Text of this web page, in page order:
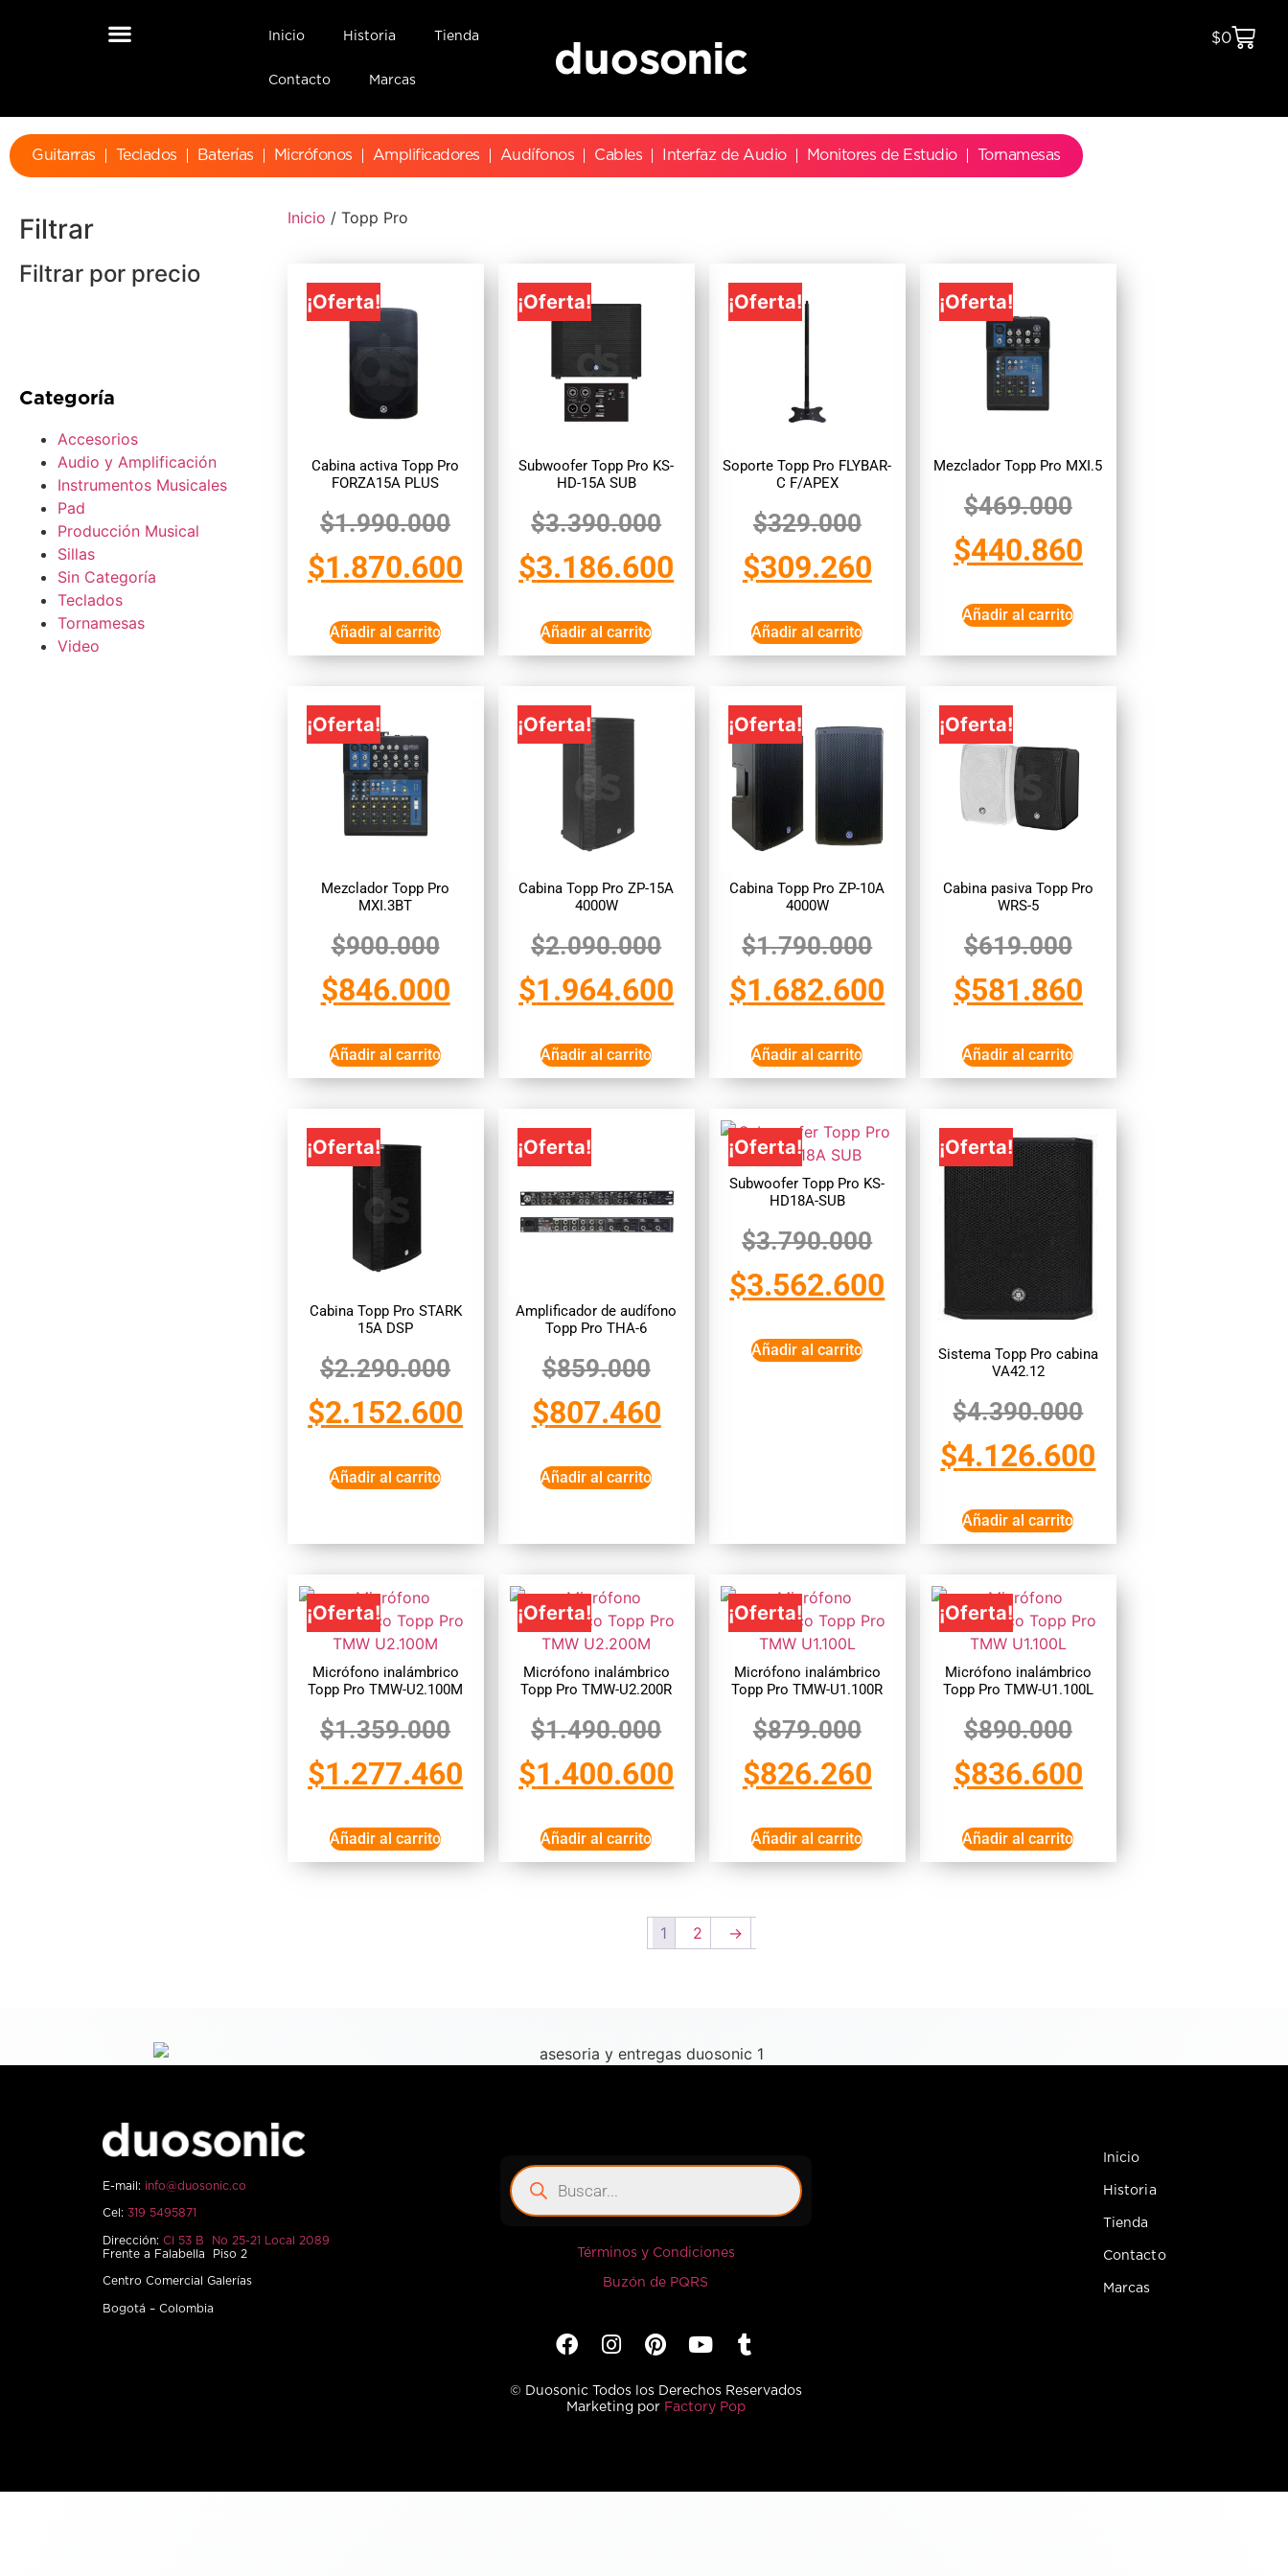
Inicio Historia Tienda
Contacto Marcas
$0
Guitarras Teclados Baterías Micrófonos Amplificadores Audífonos Cables Interfaz de Audio Monitores de Estudio Tornamesas
Filtrar
Filtrar por precio
Categoría
Accesorios
Audio y Amplificación
Instrumentos Musicales
Pad
Producción Musical
Sillas
Sin Categoría
Teclados
Tornamesas
Video
Inicio / Topp Pro
¡Oferta!
Cabina activa Topp Pro
FORZA15A PLUS
$1.990.000
$1.870.600
Añadir al carrito
¡Oferta!
Subwoofer Topp Pro KS-
HD-15A SUB
$3.390.000
$3.186.600
Añadir al carrito
¡Oferta!
Soporte Topp Pro FLYBAR-
C F/APEX
$329.000
$309.260
Añadir al carrito
¡Oferta!
Mezclador Topp Pro MXI.5
$469.000
$440.860
Añadir al carrito
¡Oferta!
Mezclador Topp Pro
MXI.3BT
$900.000
$846.000
Añadir al carrito
¡Oferta!
Cabina Topp Pro ZP-15A
4000W
$2.090.000
$1.964.600
Añadir al carrito
¡Oferta!
Cabina Topp Pro ZP-10A
4000W
$1.790.000
$1.682.600
Añadir al carrito
¡Oferta!
Cabina pasiva Topp Pro
WRS-5
$619.000
$581.860
Añadir al carrito
¡Oferta!
Cabina Topp Pro STARK
15A DSP
$2.290.000
$2.152.600
Añadir al carrito
¡Oferta!
Amplificador de audífono
Topp Pro THA-6
$859.000
$807.460
Añadir al carrito
¡Oferta!
Subwoofer Topp Pro KS-
HD18A-SUB
$3.790.000
$3.562.600
Añadir al carrito
¡Oferta!
Sistema Topp Pro cabina
VA42.12
$4.390.000
$4.126.600
Añadir al carrito
¡Oferta!
Micrófono inalámbrico
Topp Pro TMW-U2.100M
$1.359.000
$1.277.460
Añadir al carrito
¡Oferta!
Micrófono inalámbrico
Topp Pro TMW-U2.200R
$1.490.000
$1.400.600
Añadir al carrito
¡Oferta!
Micrófono inalámbrico
Topp Pro TMW-U1.100R
$879.000
$826.260
Añadir al carrito
¡Oferta!
Micrófono inalámbrico
Topp Pro TMW-U1.100L
$890.000
$836.600
Añadir al carrito
1 2 →
E-mail: info@duosonic.co
Cel: 319 5495871
Dirección: Cl 53 B No 25-21 Local 2089
Frente a Falabella Piso 2
Centro Comercial Galerías
Bogotá – Colombia
Términos y Condiciones
Buzón de PQRS
© Duosonic Todos los Derechos Reservados
Marketing por Factory Pop
Inicio
Historia
Tienda
Contacto
Marcas